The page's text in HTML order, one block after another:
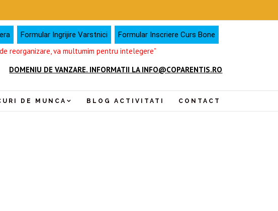
Formular Ingrijire Varstnici Formular Inscriere Curs Bone
reorganizare, va multumim pentru intelegere”
DOMENIU DE VANZARE. INFORMATII LA INFO@COPARENTIS.RO
DE MUNCA BLOG ACTIVITATI CONTACT